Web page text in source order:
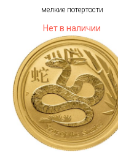
мелкие потертости
Нет в наличии